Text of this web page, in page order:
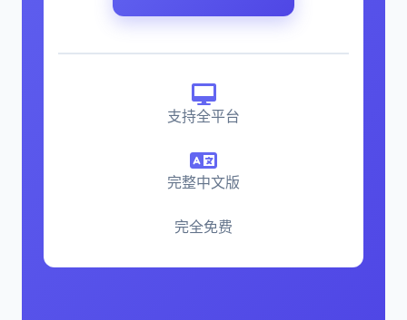
支持全平台
完整中文版
完全免费